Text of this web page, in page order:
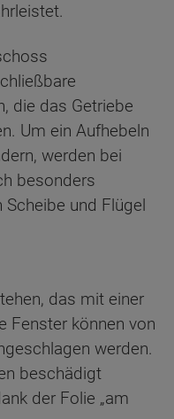
die das Getriebe
Um ein Aufhebeln
werden bei
besonders
und Flügel
das mit einer
Fenster können von
werden.
beschädigt
der Folie „am